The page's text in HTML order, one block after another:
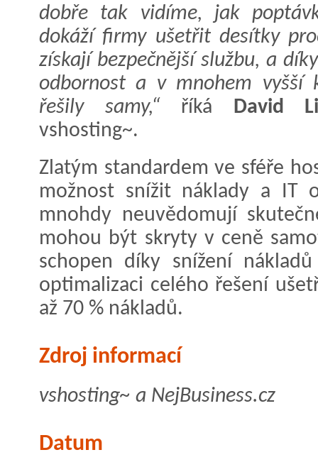
dobře tak vidíme, jak
dokáží firmy ušetřit desítky
získají bezpečnější službu, a
odbornost a v mnohem vyšší
řešily samy,“ říká
David
vshosting~.
Zlatým standardem ve sféře
možnost snížit náklady a IT
mnohdy neuvědomují
mohou být skryty v ceně
schopen díky snížení
optimalizaci celého řešení
až 70 % nákladů.
Zdroj informací
vshosting~ a NejBusiness.cz
Datum